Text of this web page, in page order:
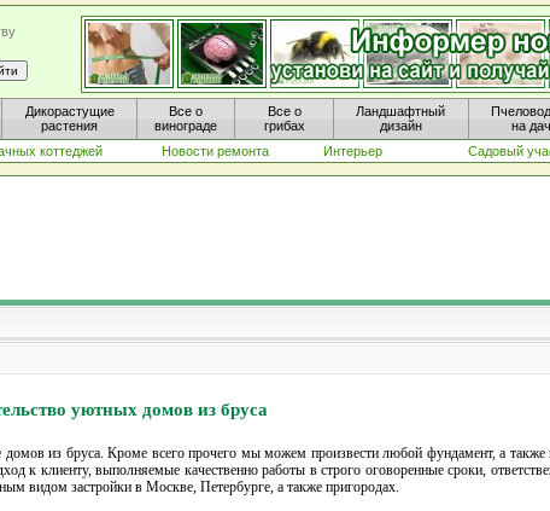
Дикорастущие
растения
Все о
винограде
Все о
грибах
Ландшафтный
дизайн
на
коттеджей Новости ремонта Интерьер Садовый
уютных домов из бруса
из бруса. Кроме всего прочего мы можем произвести любой фундамент, а также
к клиенту, выполняемые качественно работы в строго оговоренные сроки,
видом застройки в Москве, Петербурге, а также пригородах.